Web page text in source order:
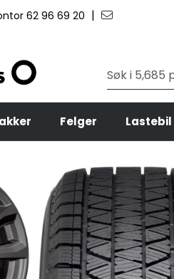
62 96 69 20 |
Felger Lastebil